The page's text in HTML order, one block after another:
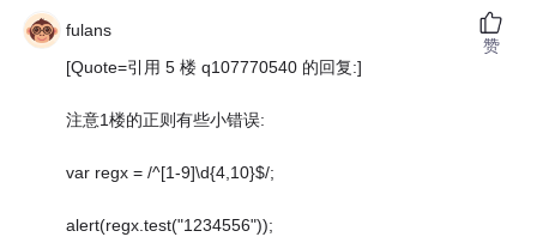
fulans
[Quote=引用 5 楼 q107770540 的回复:]
注意1楼的正则有些小错误:
var regx = /^[1-9]\d{4,10}$/;
alert(regx.test("1234556"));
赞